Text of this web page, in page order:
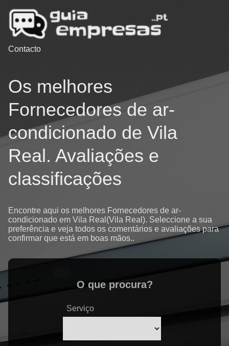
Contacto
Os melhores
Fornecedores de ar-
condicionado de Vila
Real. Avaliações e
classificações
Encontre aqui os melhores Fornecedores de ar-
condicionado em Vila Real(Vila Real). Seleccione a sua
preferência e veja todos os comentários e avaliações para
confirmar que está em boas mãos..
O que procura?
Serviço